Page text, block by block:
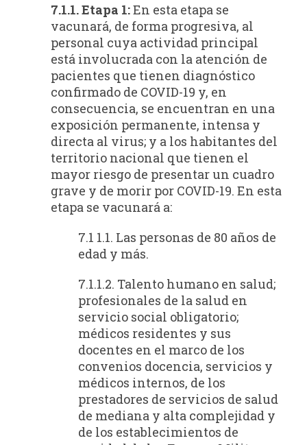
7.1.1. Etapa 1:En esta etapa se
vacunará, de forma progresiva, al
personal cuya actividad principal
está involucrada con la atención de
pacientes que tienen diagnóstico
confirmado de COVID-19 y, en
consecuencia, se encuentran en una
exposición permanente, intensa y
directa al virus; y a los habitantes del
territorio nacional que tienen el
mayor riesgo de presentar un cuadro
grave y de morir por COVID-19. En esta
etapa se vacunará a:
7.1 1.1. Las personas de 80 años de
edad y más.
7.1.1.2. Talento humano en salud;
profesionales de la salud en
servicio social obligatorio;
médicos residentes y sus
docentes en el marco de los
convenios docencia, servicios y
médicos internos, de los
prestadores de servicios de salud
de mediana y alta complejidad y
de los establecimientos de